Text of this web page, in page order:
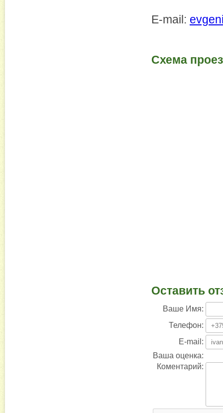
E-mail:
Схема
Оставить
Ваше Имя:
Телефон:
E-mail:
Ваша оценка:
Коментарий: